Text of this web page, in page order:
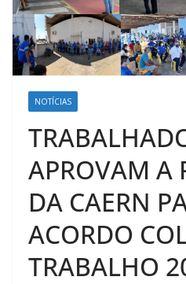
NOTÍCIAS
APROVAM A
DA CAERN
ACORDO
TRABALHO